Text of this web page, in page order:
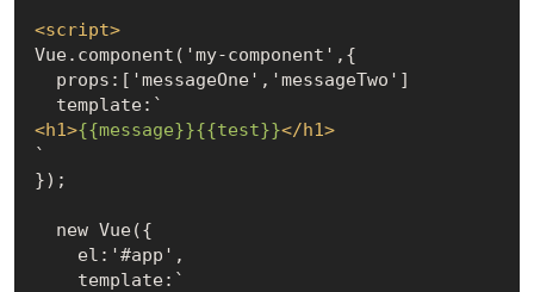
<script>
Vue.component('my-component',{
<h1>{{message}}{{test}}</h1>
`
});